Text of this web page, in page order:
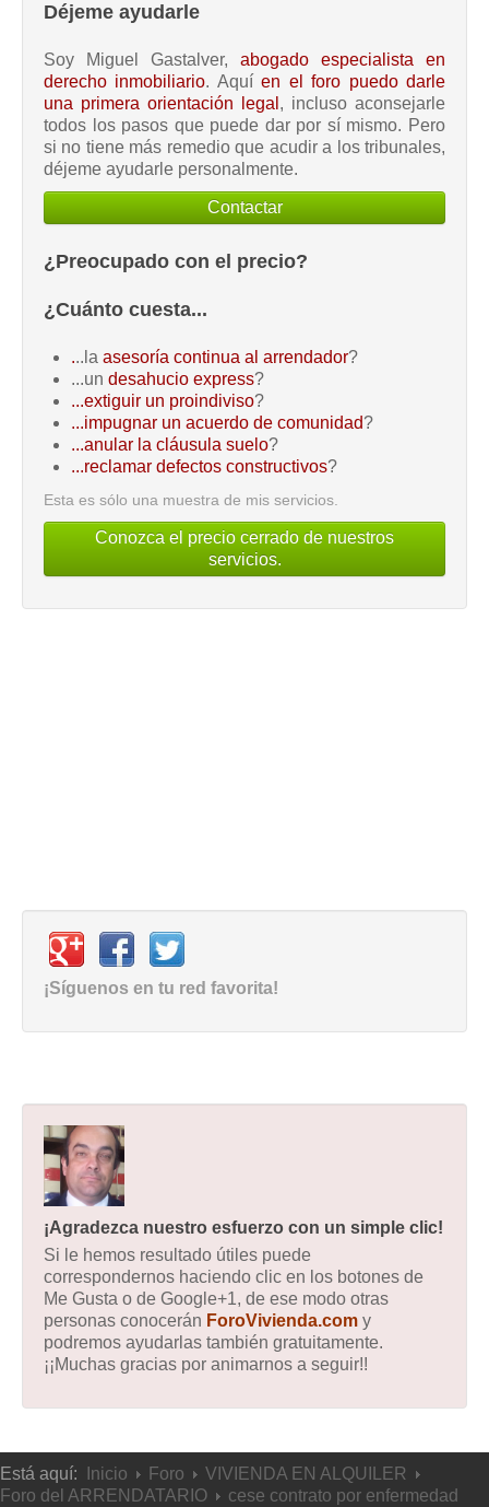
Déjeme ayudarle
Soy Miguel Gastalver, abogado especialista en
derecho inmobiliario. Aquíen el foro puedo darle
una primera orientación legal , incluso aconsejarle
todos los pasos que puede dar por sí mismo. Pero
si no tiene más remedio que acudir a los tribunales,
déjeme ayudarle personalmente.
Contactar
¿Preocupado con el precio?
¿Cuánto cuesta...
...la asesoría continua al arrendador?
...un desahucio express?
...extiguir un proindiviso?
...impugnar un acuerdo de comunidad?
...anular la cláusula suelo?
...reclamar defectos constructivos?
Esta es sólo una muestra de mis servicios.
Conozca el precio cerrado de nuestros
servicios.
¡Síguenos en tu red favorita!
¡Agradezca nuestro esfuerzo con un simple clic!
Si le hemos resultado útiles puede
correspondernos haciendo clic en los botones de
Me Gusta o de Google+1, de ese modo otras
personas conocerán ForoVivienda.com y
podremos ayudarlas también gratuitamente.
¡¡Muchas gracias por animarnos a seguir!!
Está aquí: Inicio Foro
VIVIENDA EN ALQUILER
Foro del ARRENDATARIO
cese contrato por enfermedad